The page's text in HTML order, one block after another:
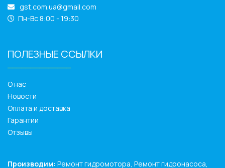
gst.com.ua@gmail.com
Пн-Вс 8:00 - 19:30
ПОЛЕЗНЫЕ ССЫЛКИ
О нас
Новости
Оплата и доставка
Гарантии
Отзывы
Производим: Ремонт гидромотора, Ремонт гидронасоса,